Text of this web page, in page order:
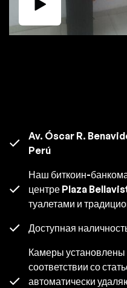
Av. Óscar R.
Perú
Наш биткоин-
центре Plaza
туалетами и
Доступная
Камеры установлены
соответствии со
автоматически